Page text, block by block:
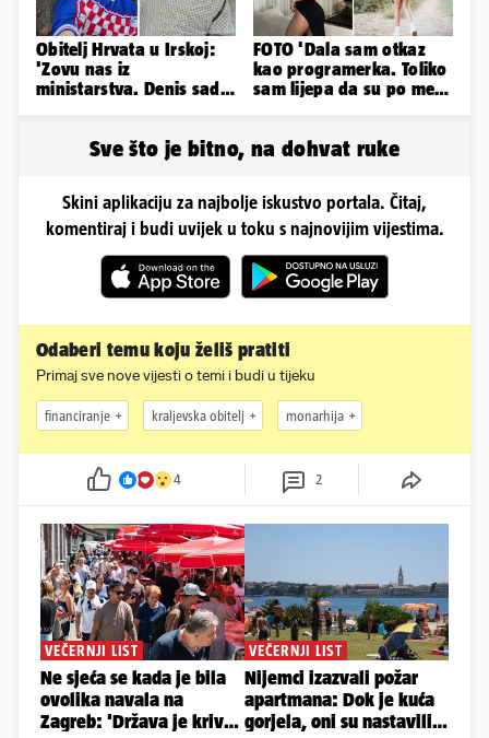
Obitelj Hrvata u Irskoj:
'Zovu nas iz
ministarstva. Denis sada
FOTO 'Dala sam otkaz
kao programerka. Toliko
sam lijepa da su po meni
Sve što je bitno, na dohvat ruke
Skini aplikaciju za najbolje iskustvo portala. Čitaj,
komentiraj i budi uvijek u toku s najnovijim vijestima.
Odaberi temu koju želiš pratiti
Primaj sve nove vijesti o temi i budi u tijeku
financiranje kraljevska obitelj monarhija
4 2